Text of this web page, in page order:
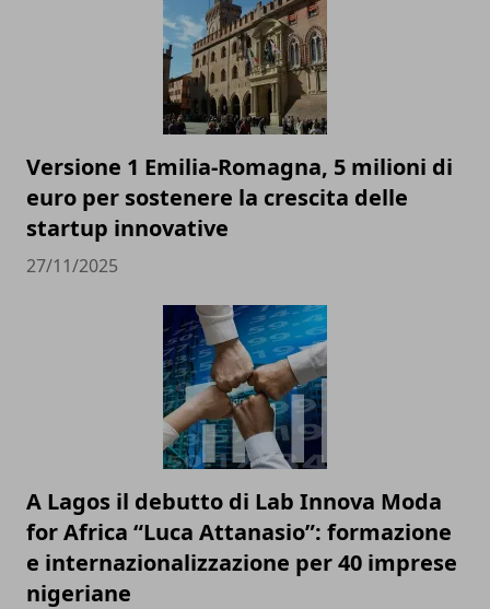
Versione 1 Emilia-Romagna, 5 milioni di
euro per sostenere la crescita delle
startup innovative
27/11/2025
A Lagos il debutto di Lab Innova Moda
for Africa “Luca Attanasio”: formazione
e internazionalizzazione per 40 imprese
nigeriane